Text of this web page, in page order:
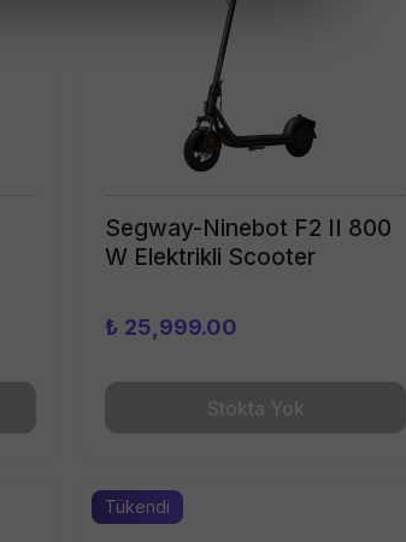
Segway-Ninebot F2 II 800
W Elektrikli Scooter
₺ 25,999.00
Stokta Yok
Tükendi